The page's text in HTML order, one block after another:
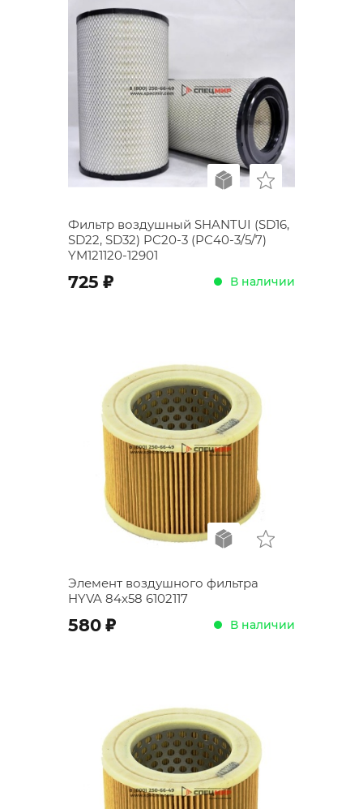
Фильтр воздушный SHANTUI (SD16,
SD22, SD32) PC20-3 (PC40-3/5/7)
YM121120-12901
725 ; В наличии
Элемент воздушного фильтра
HYVA 84x58 6102117
580 ; В наличии